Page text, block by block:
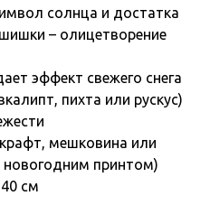
солнца и достатка
– олицетворение
эффект свежего снега
пихта или рускус)
мешковина или
новогодним принтом)
см